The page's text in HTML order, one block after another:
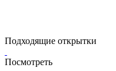
Подходящие открытки
Посмотреть